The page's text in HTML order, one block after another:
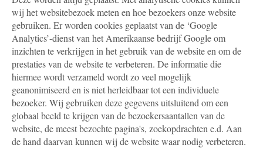
wij het websitebezoek meten en hoe bezoekers onze website
gebruiken. Er worden cookies geplaatst van de ‘Google
Analytics’-dienst van het Amerikaanse bedrijf Google om
inzichten te verkrijgen in het gebruik van de website en om de
prestaties van de website te verbeteren. De informatie die
hiermee wordt verzameld wordt zo veel mogelijk
geanonimiseerd en is niet herleidbaar tot een individuele
bezoeker. Wij gebruiken deze gegevens uitsluitend om een
globaal beeld te krijgen van de bezoekersaantallen van de
website, de meest bezochte pagina's, zoekopdrachten e.d. Aan
de hand daarvan kunnen wij de website waar nodig verbeteren.